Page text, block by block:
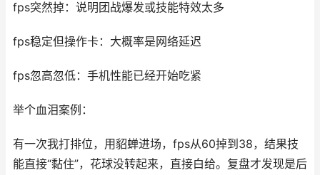
fps突然掉：说明团战爆发或技能特效太多
fps稳定但操作卡：大概率是网络延迟
fps忽高忽低：手机性能已经开始吃紧
举个血泪案例：
有一次我打排位，用貂蝉进场，fps从60掉到38，结果技
能直接“黏住”，花球没转起来，直接白给。复盘才发现是后